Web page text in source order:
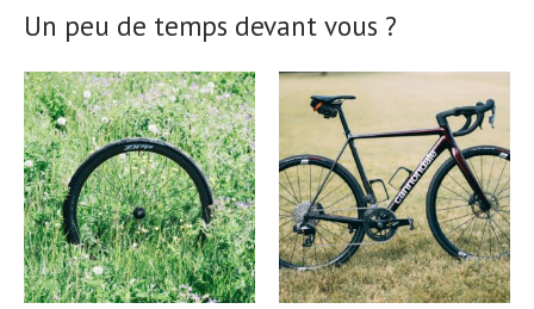
Un peu de temps devant vous ?